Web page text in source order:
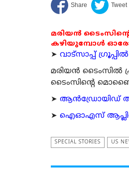
മരിയൻ ടൈംസിന്റെ
കഴിയുമ്പോൾ
➤ വാട്സാപ്പ്
മരിയന്‍ ടൈംസില്‍
ടൈംസിന്റെ
➤ ആന്‍ഡ്രോയിഡ്
➤ ഐഓഎസ്
SPECIAL STORIES US